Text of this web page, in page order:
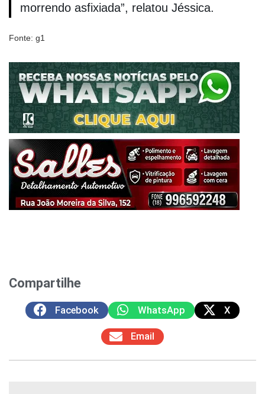
morrendo asfixiada”, relatou Jéssica.
Fonte: g1
Compartilhe
Facebook WhatsApp X
Email